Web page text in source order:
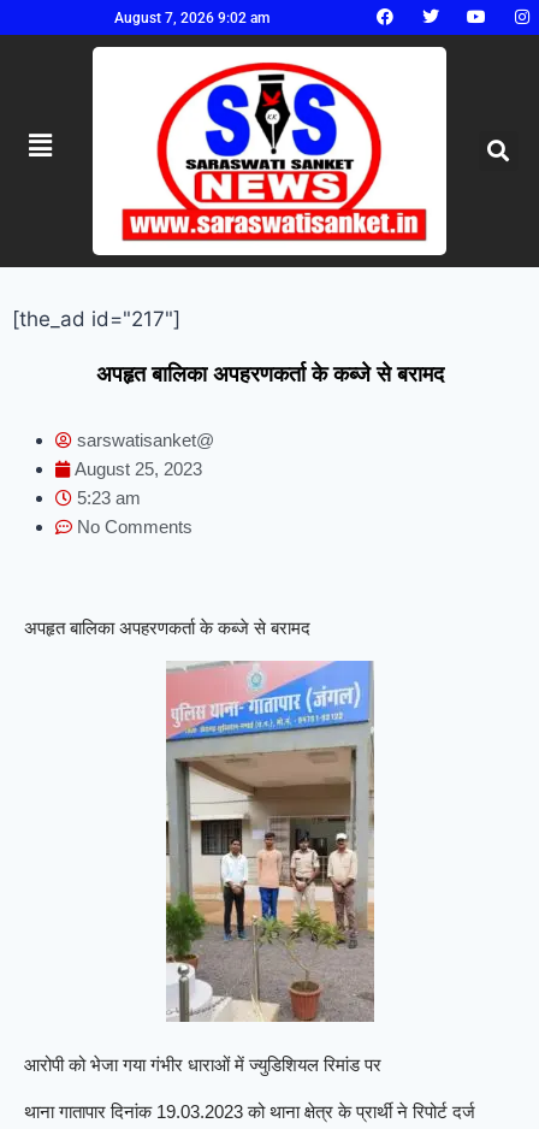
August 7, 2026 9:02 am
[the_ad id="217"]
अपहृत बालिका अपहरणकर्ता के कब्जे से बरामद
sarswatisanket@
August 25, 2023
5:23 am
No Comments
अपहृत बालिका अपहरणकर्ता के कब्जे से बरामद
आरोपी को भेजा गया गंभीर धाराओं में ज्युडिशियल रिमांड पर
थाना गातापार दिनांक 19.03.2023 को थाना क्षेत्र के प्रार्थी ने रिपोर्ट दर्ज